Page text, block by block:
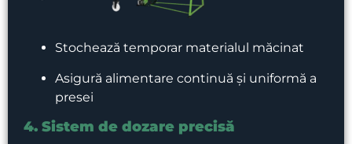
Stochează temporar materialul măcinat
Asigură alimentare continuă și uniformă a
presei
4. Sistem de dozare precisă